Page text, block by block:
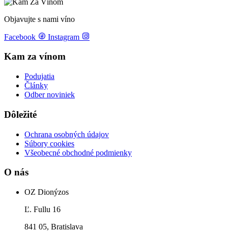
Objavujte s nami víno
Facebook Instagram
Kam za vínom
Podujatia
Články
Odber noviniek
Dôležité
Ochrana osobných údajov
Súbory cookies
Všeobecné obchodné podmienky
O nás
OZ Dionýzos
Ľ. Fullu 16
841 05, Bratislava